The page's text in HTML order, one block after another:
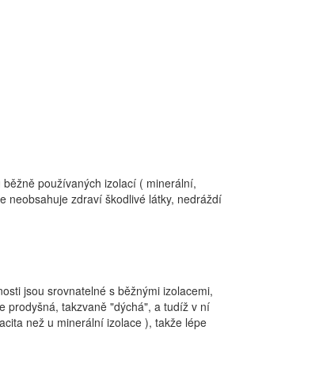
používaných izolací ( minerální,
neobsahuje zdraví škodlivé látky, nedráždí
jsou srovnatelné s běžnými izolacemi,
prodyšná, takzvaně "dýchá", a tudíž v ní
než u minerální izolace ), takže lépe